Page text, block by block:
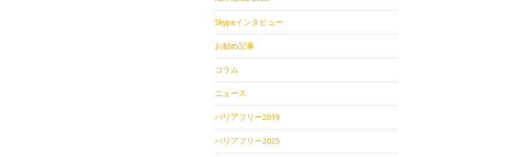
Skypeインタビュー
お勧め記事
コラム
ニュース
バリアフリー2019
バリアフリー2025